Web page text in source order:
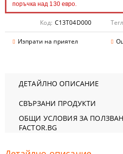
поръчка над 130 евро.
Код: C13T04D000
Изпрати на приятел
ДЕТАЙЛНО ОПИСАНИЕ
СВЪРЗАНИ ПРОДУКТИ
ОБЩИ УСЛОВИЯ ЗА
FACTOR.BG